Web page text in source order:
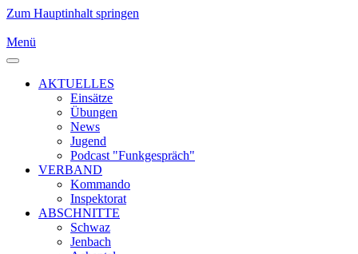
Zum Hauptinhalt springen
Menü
AKTUELLES
Einsätze
Übungen
News
Jugend
Podcast "Funkgespräch"
VERBAND
Kommando
Inspektorat
ABSCHNITTE
Schwaz
Jenbach